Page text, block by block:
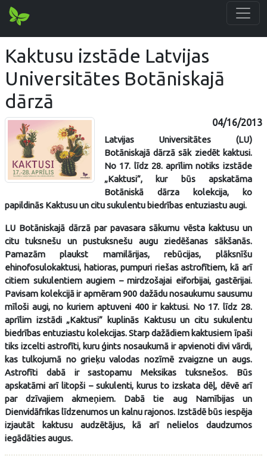
Kaktusu izstāde Latvijas
Universitātes Botāniskajā
dārzā
04/16/2013
Latvijas Universitātes (LU)
Botāniskajā dārzā sāk ziedēt kaktusi.
No 17. līdz 28. aprīlim notiks izstāde
„Kaktusi”, kur būs apskatāma
Botāniskā dārza kolekcija, ko
papildinās Kaktusu un citu sukulentu biedrības entuziastu augi.
LU Botāniskajā dārzā par pavasara sākumu vēsta kaktusu un
citu tuksnešu un pustuksnešu augu ziedēšanas sākšanās.
Pamazām plaukst mamilārijas, rebūcijas, plāksnīšu
ehinofosulokaktusi, hatioras, pumpuri riešas astrofītiem, kā arī
citiem sukulentiem augiem – mirdzošajai eiforbijai, gastērijai.
Pavisam kolekcijā ir apmēram 900 dažādu nosaukumu sausumu
mīloši augi, no kuriem aptuveni 400 ir kaktusi. No 17. līdz 28.
aprīlim izstādi „Kaktusi” kuplinās Kaktusu un citu sukulentu
biedrības entuziastu kolekcijas. Starp dažādiem kaktusiem īpaši
tiks izcelti astrofīti, kuru ģints nosaukumā ir apvienoti divi vārdi,
kas tulkojumā no grieķu valodas nozīmē zvaigzne un augs.
Astrofīti dabā ir sastopamu Meksikas tuksnešos. Būs
apskatāmi arī litopši – sukulenti, kurus to izskata dēļ, dēvē arī
par dzīvajiem akmeņiem. Dabā tie aug Namībijas un
Dienvidāfrikas līdzenumos un kalnu rajonos. Izstādē būs iespēja
izjautāt kaktusu audzētājus, kā arī nelielos daudzumos
iegādāties augus.